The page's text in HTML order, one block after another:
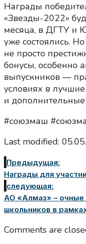
Награды
«Звезды-2022»
месяца, в ДГТУ и
уже состоялись.
не просто
бонусы, особенно
выпускников —
условиях в
и
#союзмаш
Last modified:
Предыдущая:
Награды для
следующая:
АО «Алмаз» – очные
школьников в
Comments are